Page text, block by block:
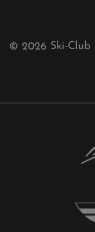
Kontaktformular